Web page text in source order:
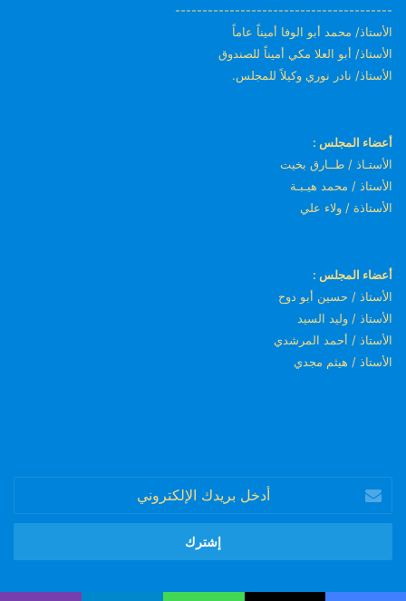
----------------------------------------
الأستاذ/ محمد أبو الوفا أميناً عاماً
الأستاذ/ أبو العلا مكي أميناً للصندوق
الأستاذ/ نادر نوري وكيلاً للمجلس.
أعضاء المجلس :
الأستـاذ / طــارق بخيت
الأستاذ / محمد هيـبـة
الأستاذة / ولاء علي
أعضاء المجلس :
الأستاذ / حسين أبو دوح
الأستاذ / وليد السيد
الأستاذ / أحمد المرشدي
الأستاذ / هيثم مجدي
بريدك
الإلكتروني